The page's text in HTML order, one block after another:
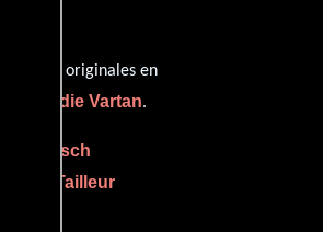
originales en
Eddie Vartan.
L. Bitsch
Roger Tailleur